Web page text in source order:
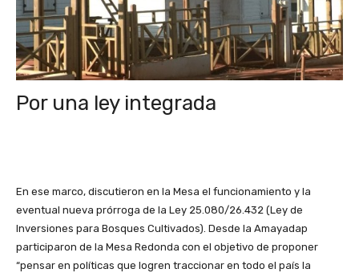
Por una ley integrada
En ese marco, discutieron en la Mesa el funcionamiento y la
eventual nueva prórroga de la Ley 25.080/26.432 (Ley de
Inversiones para Bosques Cultivados). Desde la Amayadap
participaron de la Mesa Redonda con el objetivo de proponer
“pensar en políticas que logren traccionar en todo el país la